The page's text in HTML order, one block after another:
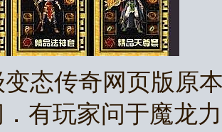
态传奇网页版原
有玩家问于魔龙